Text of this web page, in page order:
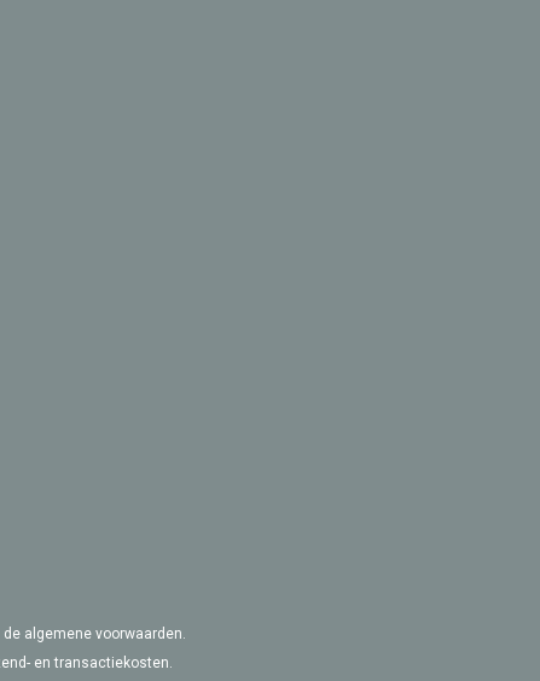
algemene voorwaarden.
en transactiekosten.